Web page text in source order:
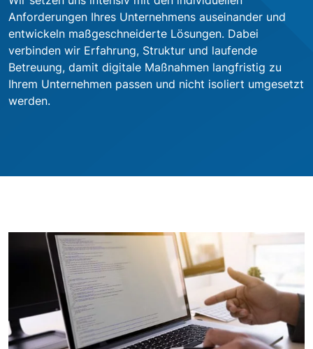
Anforderungen Ihres Unternehmens auseinander und
entwickeln maßgeschneiderte Lösungen. Dabei
verbinden wir Erfahrung, Struktur und laufende
Betreuung, damit digitale Maßnahmen langfristig zu
Ihrem Unternehmen passen und nicht isoliert umgesetzt
werden.